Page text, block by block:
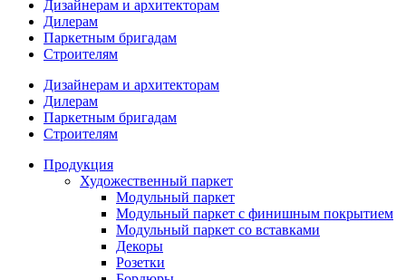
Дизайнерам и архитекторам
Дилерам
Паркетным бригадам
Строителям
Дизайнерам и архитекторам
Дилерам
Паркетным бригадам
Строителям
Продукция
Художественный паркет
Модульный паркет
Модульный паркет с финишным покрытием
Модульный паркет со вставками
Декоры
Розетки